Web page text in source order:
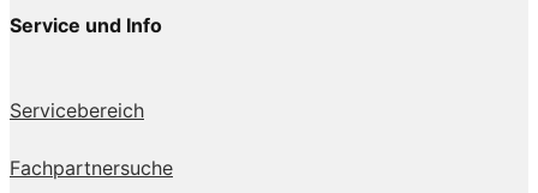
Service und Info
Servicebereich
Fachpartnersuche